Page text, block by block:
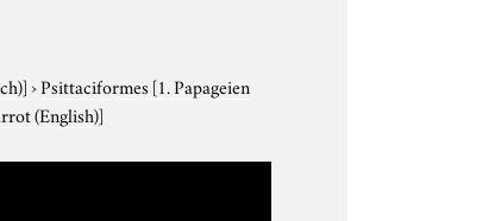
›Psittaciformes [1. Papageien
(English)]